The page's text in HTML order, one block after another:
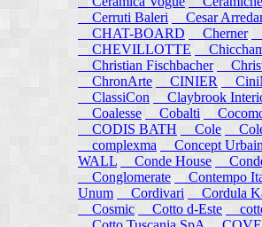
Cerruti Baleri
Cesar
CHAT-BOARD
Cherner
CHEVILLOTTE
Christian Fischbacher
ChronArte
CINIER
ClassiCon
Claybrook
Coalesse
Cobalti
CODIS BATH
Cole
complexma
Concept Urbain
WALL
Conde House
Conglomerate
Contempo
Unum
Cordivari Cordula
Cosmic
Cotto d-Este